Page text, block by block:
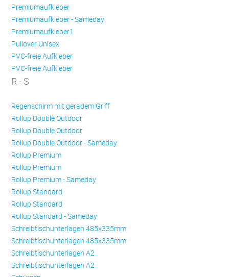
Premiumaufkleber
Premiumaufkleber - Sameday
Premiumaufkleber1
Pullover Unisex
PVC-freie Aufkleber
PVC-freie Aufkleber
R - S
Regenschirm mit geradem Griff
Rollup Double Outdoor
Rollup Double Outdoor
Rollup Double Outdoor - Sameday
Rollup Premium
Rollup Premium
Rollup Premium - Sameday
Rollup Standard
Rollup Standard
Rollup Standard - Sameday
Schreibtischunterlagen 485x335mm
Schreibtischunterlagen 485x335mm
Schreibtischunterlagen A2
Schreibtischunterlagen A2